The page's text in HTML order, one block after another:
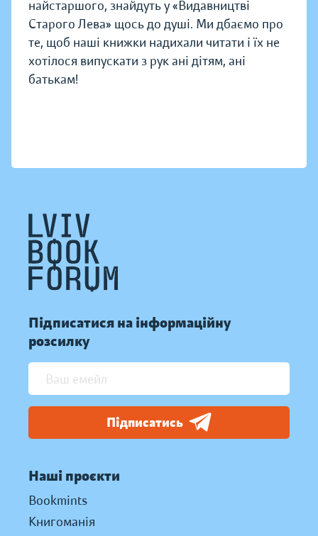
найстаршого, знайдуть у «Видавництві
Старого Лева» щось до душі. Ми дбаємо про
те, щоб наші книжки надихали читати і їх не
хотілося випускати з рук ані дітям, ані
батькам!
Підписатися на інформаційну
розсилку
Підписатись
Наші проєкти
Bookmints
Книгоманія